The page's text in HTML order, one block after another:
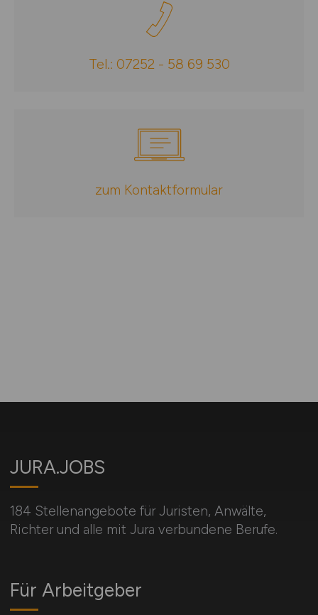
Tel.: 07252 - 58 69 530
zum Kontaktformular
JURA.JOBS
184 Stellenangebote für Juristen, Anwälte,
Richter und alle mit Jura verbundene Berufe.
Für Arbeitgeber